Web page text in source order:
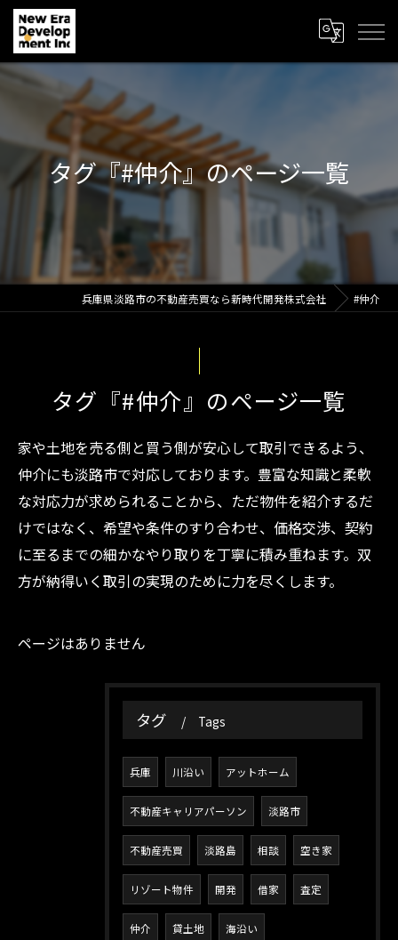
タグ『#仲介』のページ一覧
兵庫県淡路市の不動産売買なら新時代開発株式会社 #仲介
タグ『#仲介』のページ一覧
家や土地を売る側と買う側が安心して取引できるよう、
仲介にも淡路市で対応しております。豊富な知識と柔軟
な対応力が求められることから、ただ物件を紹介するだ
けではなく、希望や条件のすり合わせ、価格交渉、契約
に至るまでの細かなやり取りを丁寧に積み重ねます。双
方が納得いく取引の実現のために力を尽くします。
ページはありません
タグ Tags
兵庫 川沿い アットホーム
不動産キャリアパーソン 淡路市
不動産売買 淡路島 相談 空き家
リゾート物件 開発 借家 査定
仲介 貸土地 海沿い